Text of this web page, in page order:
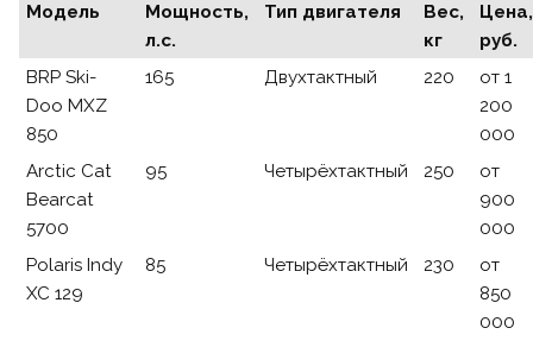
Модель
Мощность,
л.с.
Тип двигателя
Вес,
кг
Цена,
руб.
BRP Ski-
Doo MXZ
850
165 Двухтактный 220
от 1
200
000
Arctic Cat
Bearcat
5700
95 Четырёхтактный 250
от
900
000
Polaris Indy
XC 129
85 Четырёхтактный 230
от
850
000